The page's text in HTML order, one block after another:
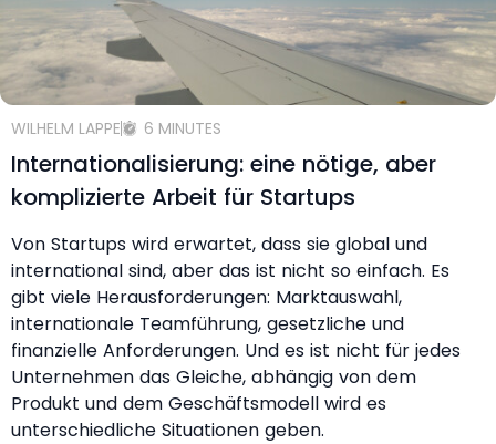
WILHELM LAPPE 6 MINUTES
Internationalisierung: eine nötige, aber
komplizierte Arbeit für Startups
Von Startups wird erwartet, dass sie global und
international sind, aber das ist nicht so einfach. Es
gibt viele Herausforderungen: Marktauswahl,
internationale Teamführung, gesetzliche und
finanzielle Anforderungen. Und es ist nicht für jedes
Unternehmen das Gleiche, abhängig von dem
Produkt und dem Geschäftsmodell wird es
unterschiedliche Situationen geben.